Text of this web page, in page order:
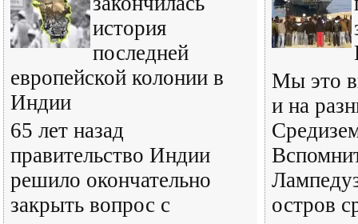
история
последней
европейской колонии в
Индии
65 лет назад
правительство Индии
решило окончательно
закрыть вопрос с
Мы это
и на
остров